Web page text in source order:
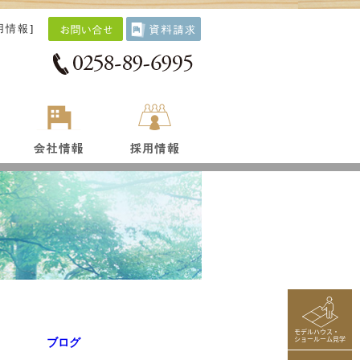
情報 ]
モデルハウス・
ショールーム見学
ブログ